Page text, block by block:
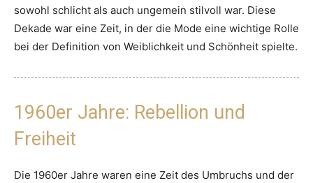
sowohl schlicht als auch ungemein stilvoll war. Diese
Dekade war eine Zeit, in der die Mode eine wichtige Rolle
bei der Definition von Weiblichkeit und Schönheit spielte.
1960er Jahre: Rebellion und
Freiheit
Die 1960er Jahre waren eine Zeit des Umbruchs und der